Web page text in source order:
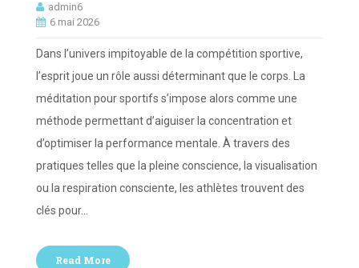
admin6
6 mai 2026
Dans l’univers impitoyable de la compétition sportive,
l’esprit joue un rôle aussi déterminant que le corps. La
méditation pour sportifs s’impose alors comme une
méthode permettant d’aiguiser la concentration et
d’optimiser la performance mentale. À travers des
pratiques telles que la pleine conscience, la visualisation
ou la respiration consciente, les athlètes trouvent des
clés pour…
Read More